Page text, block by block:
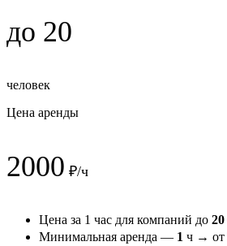
до 20
человек
Цена аренды
2000 ₽/ч
Цена за 1 час для компаний до 20
Минимальная аренда — 1 ч → от